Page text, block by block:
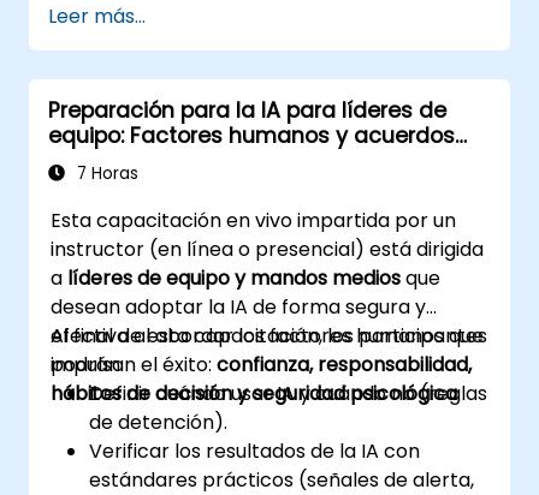
Booleana
Vender la Oportunidad a los Candidatos y
Colaborar con los Responsables de las
Contrataciones
Leer más...
Preparación para la IA para líderes de
equipo: Factores humanos y acuerdos
del equipo
7 Horas
Esta capacitación en vivo impartida por un
instructor (en línea o presencial) está dirigida
a líderes de equipo y mandos mediosque
desean adoptar la IA de forma segura y
efectiva al abordar los factores humanos que
impulsan el éxito:confianza, responsabilidad,
hábitos de decisión y seguridad psicológica.
Al final de esta capacitación, los participantes
podrán:
Definir cuándo usar IA y cuándo no (reglas
de detención).
Verificar los resultados de la IA con
estándares prácticos (señales de alerta,